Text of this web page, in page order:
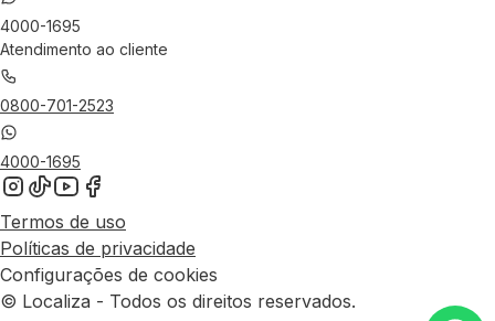
4000-1695
Atendimento ao cliente
0800-701-2523
4000-1695
Termos de uso
Políticas de privacidade
Configurações de cookies
© Localiza - Todos os direitos reservados.